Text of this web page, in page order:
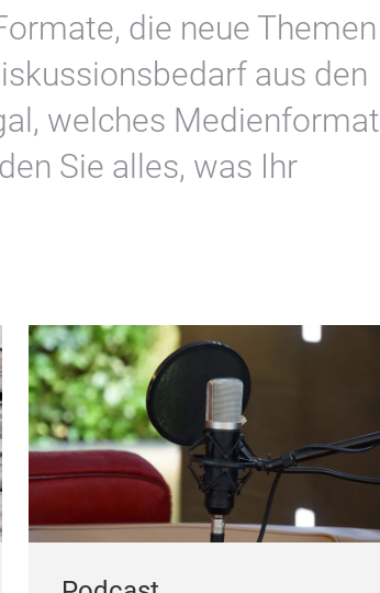
die neue Themen
aus den
welches Medienformat
Sie alles, was Ihr